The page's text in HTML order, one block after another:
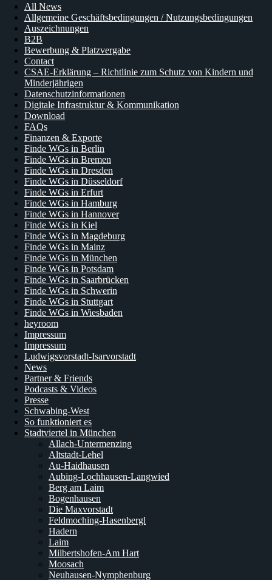
All News
Allgemeine Geschäftsbedingungen / Nutzungsbedingungen
Auszeichnungen
B2B
Bewerbung & Platzvergabe
Contact
CSAE-Erklärung – Richtlinie zum Schutz von Kindern und
Minderjährigen
Datenschutzinformationen
Digitale Infrastruktur & Kommunikation
Download
FAQs
Finanzen & Exporte
Finde WGs in Berlin
Finde WGs in Bremen
Finde WGs in Dresden
Finde WGs in Düsseldorf
Finde WGs in Erfurt
Finde WGs in Hamburg
Finde WGs in Hannover
Finde WGs in Kiel
Finde WGs in Magdeburg
Finde WGs in Mainz
Finde WGs in München
Finde WGs in Potsdam
Finde WGs in Saarbrücken
Finde WGs in Schwerin
Finde WGs in Stuttgart
Finde WGs in Wiesbaden
heyroom
Impressum
Impressum
Ludwigsvorstadt-Isarvorstadt
News
Partner & Friends
Podcasts & Videos
Presse
Schwabing-West
So funktioniert es
Stadtviertel in München
Allach-Untermenzing
Altstadt-Lehel
Au-Haidhausen
Aubing-Lochhausen-Langwied
Berg am Laim
Bogenhausen
Die Maxvorstadt
Feldmoching-Hasenbergl
Hadern
Laim
Milbertshofen-Am Hart
Moosach
Neuhausen-Nymphenburg